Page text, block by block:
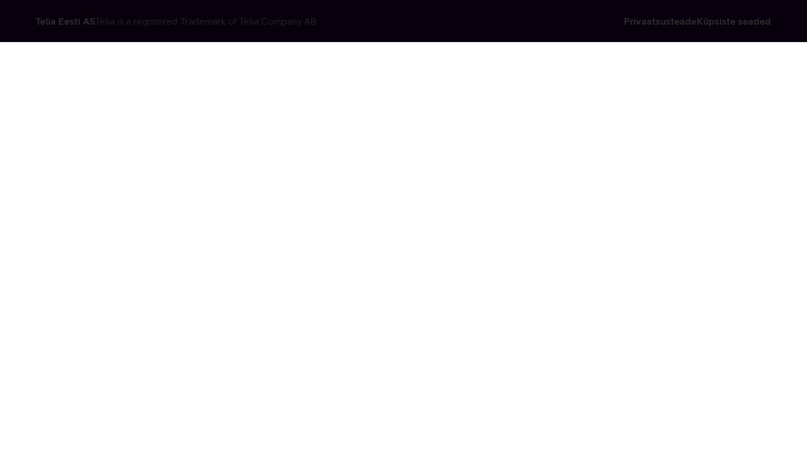
Telia Eesti ASTelia is a registered Trademark of Telia Company AB PrivaatsusteadeKüpsiste seaded